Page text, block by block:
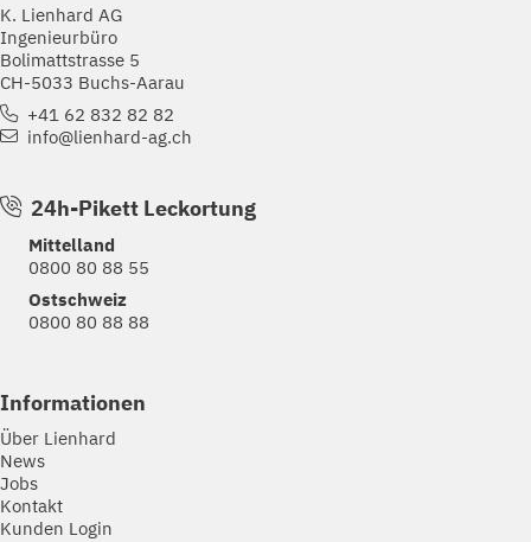
K. Lienhard AG
Ingenieurbüro
Bolimattstrasse 5
CH-5033 Buchs-Aarau
+41 62 832 82 82
info@lienhard-ag.ch
24h-Pikett Leckortung
Mittelland
0800 80 88 55
Ostschweiz
0800 80 88 88
Informationen
Über Lienhard
News
Jobs
Kontakt
Kunden Login